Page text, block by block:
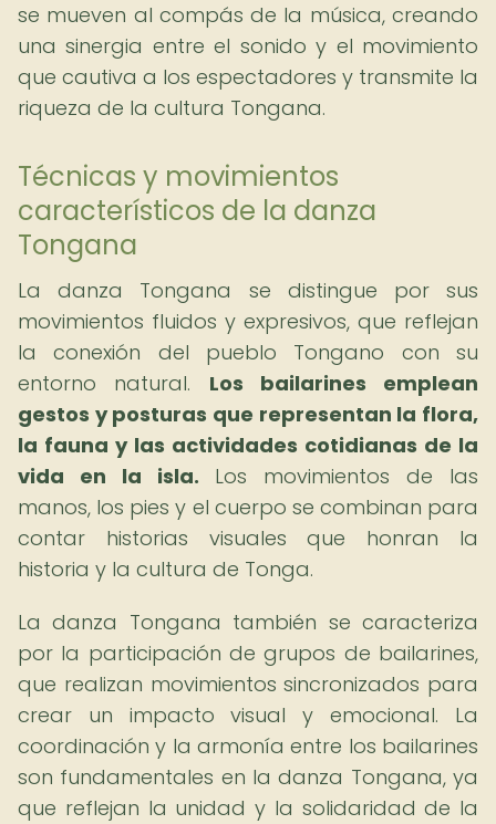
se mueven al compás de la música, creando
una sinergia entre el sonido y el movimiento
que cautiva a los espectadores y transmite la
riqueza de la cultura Tongana.
Técnicas y movimientos
característicos de la danza
Tongana
La danza Tongana se distingue por sus
movimientos fluidos y expresivos, que reflejan
la conexión del pueblo Tongano con su
entorno natural. Los bailarines emplean
gestos y posturas que representan la flora,
la fauna y las actividades cotidianas de la
vida en la isla. Los movimientos de las
manos, los pies y el cuerpo se combinan para
contar historias visuales que honran la
historia y la cultura de Tonga.
La danza Tongana también se caracteriza
por la participación de grupos de bailarines,
que realizan movimientos sincronizados para
crear un impacto visual y emocional. La
coordinación y la armonía entre los bailarines
son fundamentales en la danza Tongana, ya
que reflejan la unidad y la solidaridad de la